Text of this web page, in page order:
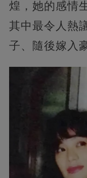
煌，她的感情
其中最令人熱
子、隨後嫁入